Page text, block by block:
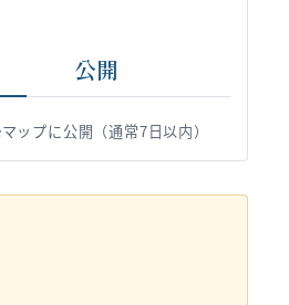
公開
ップに公開（通常7日以内）